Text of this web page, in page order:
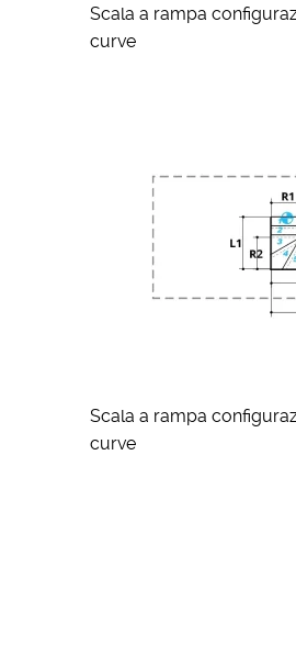
Scala a rampa
curve
Scala a rampa
curve